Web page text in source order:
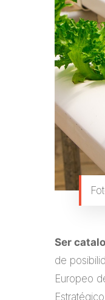
Ser
de
Europeo